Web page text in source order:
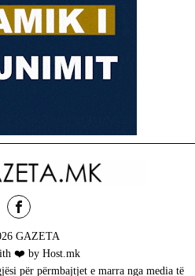
GAZETA
❤️ by Host.mk
për përmbajtjet e marra nga media të